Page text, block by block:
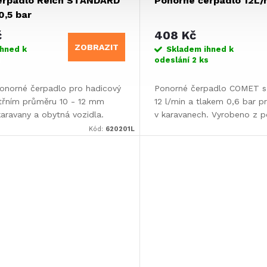
bar
k
ZOBRAZIT
čerpadlo pro hadicový
průměru 10 - 12 mm
a obytná vozidla.
Kód: 620201L
408 Kč
Skladem ihned k
odeslání 2 ks
Ponorné čerpadlo COMET
12 l/min a tlakem 0,6 bar
v karavanech. Vyrobeno z